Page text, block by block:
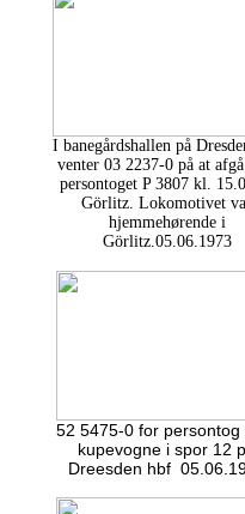
I banegårdshallen på
venter 03 2237-0 på at
persontoget P 3807 kl.
Görlitz. Lokomotivet
hjemmehørende i
Görlitz.05.06.1973
52 5475-0 for persontog
kupevogne i spor 12
Dreesden hbf